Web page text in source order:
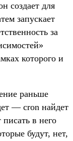
создает для
запускает
за
которого и
раньше
— cron найдет
в него
будут, нет,